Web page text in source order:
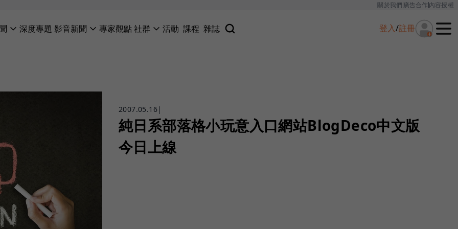
關於我們廣告合作內容授權
深度專題 影音新聞 專家觀點社群 活動 課程 雜誌 登入/註冊
2007.05.16|
純日系部落格小玩意入口網站BlogDeco中文版
今日上線